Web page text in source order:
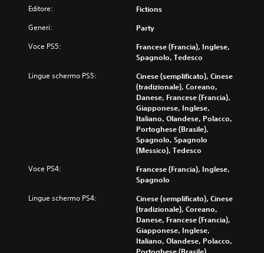
Editore: Fictions
Generi: Party
Voce PS5:
Francese (Francia), Inglese,
Spagnolo, Tedesco
Lingue schermo PS5:
Cinese (semplificato), Cinese
(tradizionale), Coreano,
Danese, Francese (Francia),
Giapponese, Inglese,
Italiano, Olandese, Polacco,
Portoghese (Brasile),
Spagnolo, Spagnolo
(Messico), Tedesco
Voce PS4:
Francese (Francia), Inglese,
Spagnolo
Lingue schermo PS4:
Cinese (semplificato), Cinese
(tradizionale), Coreano,
Danese, Francese (Francia),
Giapponese, Inglese,
Italiano, Olandese, Polacco,
Portoghese (Brasile),